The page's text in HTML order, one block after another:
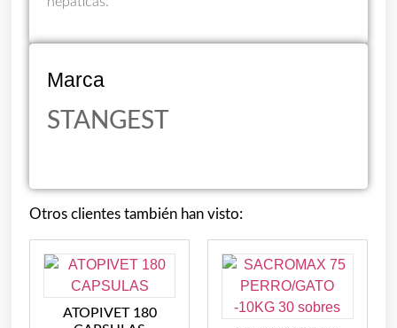
Marca
STANGEST
Otros clientes también han visto:
ATOPIVET 180